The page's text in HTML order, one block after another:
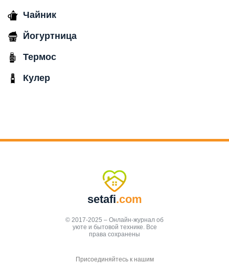
Чайник
Йогуртница
Термос
Кулер
setafi.com
© 2017-2025 – Онлайн-журнал об
уюте и бытовой технике. Все
права сохранены
Присоединяйтесь к нашим